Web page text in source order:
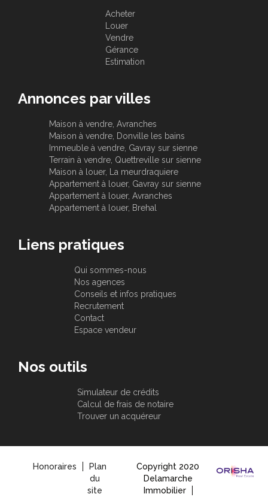
Acheter
Louer
Vendre
Gérance
Estimation
Annonces par villes
Maison à vendre, Avranches
Maison à vendre, Donville les bains
Immeuble à vendre, Gavray sur sienne
Terrain à vendre, Quettreville sur sienne
Maison à louer, La meurdraquiere
Appartement à louer, Gavray sur sienne
Appartement à louer, Avranches
Appartement à louer, Brehal
Liens pratiques
Qui sommes-nous
Nos agences
Conseils et infos pratiques
Recrutement
Contact
Espace vendeur
Nos outils
Simulateur de crédits
Calcul de frais de notaire
Trouver un acquéreur
Honoraires
Plan
du
site
Copyright 2020
Delamarche
Immobilier